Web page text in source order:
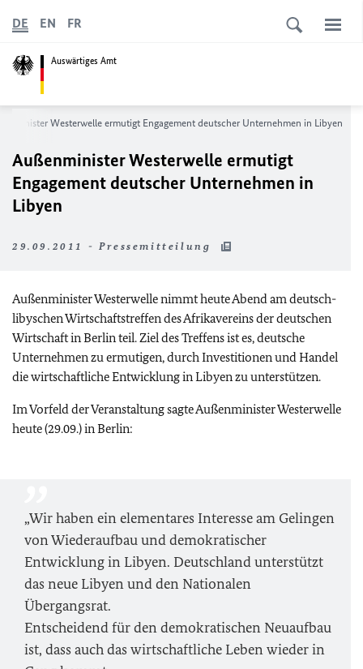
Auswärtiges Amt
DE EN FR
Westerwelle ermutigt Engagement deutscher Unternehmen in Libyen
Außenminister Westerwelle ermutigt
Engagement deutscher Unternehmen in
Libyen
29.09.2011 - Pressemitteilung
Außenminister Westerwelle nimmt heute Abend am deutsch-
libyschen Wirtschaftstreffen des Afrikavereins der deutschen
Wirtschaft in Berlin teil. Ziel des Treffens ist es, deutsche
Unternehmen zu ermutigen, durch Investitionen und Handel
die wirtschaftliche Entwicklung in Libyen zu unterstützen.
Im Vorfeld der Veranstaltung sagte Außenminister Westerwelle
heute (29.09.) in Berlin:
„Wir haben ein elementares Interesse am Gelingen
von Wiederaufbau und demokratischer
Entwicklung in Libyen. Deutschland unterstützt
das neue Libyen und den Nationalen
Übergangsrat.
Entscheidend für den demokratischen Neuaufbau
ist, dass auch das wirtschaftliche Leben wieder in